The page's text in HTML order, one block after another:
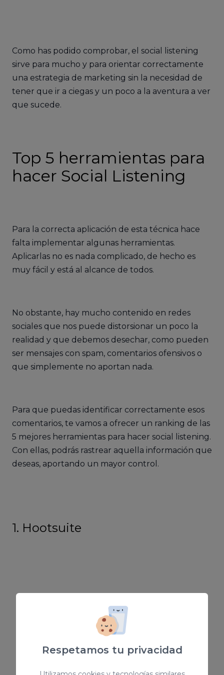
Respetamos tu privacidad
Como has podido comprobar, el social listening
sirve para mucho y para orientar correctamente
una estrategia de marketing sin la necesidad de
tener que ir a ciegas y un poco a la aventura a ver
que sucede.
Top 5 herramientas para
hacer Social Listening
Para la correcta aplicación de esta técnica hace
falta implementar algunas herramientas.
Aplicarlas no es nada complicado, de hecho es
muy fácil y está al alcance de todos.
No obstante, hay mucho contenido en redes
sociales que nos puede distorsionar un poco la
realidad y que debemos desechar, como pueden
ser mensajes con spam, comentarios ofensivos o
que simplemente no aportan nada.
Para que puedas identificar correctamente esos
comentarios, te vamos a ofrecer un ranking de las
5 mejores herramientas para hacer social listening.
Con ellas, podrás rastrear aquella información que
deseas, aportando un mayor control.
1. Hootsuite